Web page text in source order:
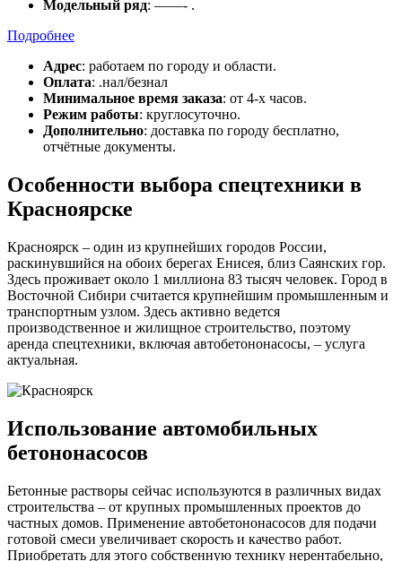
Модельный ряд: ——- .
Подробнее
Адрес: работаем по городу и области.
Оплата: .нал/безнал
Минимальное время заказа: от 4-х часов.
Режим работы: круглосуточно.
Дополнительно: доставка по городу бесплатно,
отчётные документы.
Особенности выбора спецтехники в
Красноярске
Красноярск – один из крупнейших городов России,
раскинувшийся на обоих берегах Енисея, близ Саянских гор.
Здесь проживает около 1 миллиона 83 тысяч человек. Город в
Восточной Сибири считается крупнейшим промышленным и
транспортным узлом. Здесь активно ведется
производственное и жилищное строительство, поэтому
аренда спецтехники, включая автобетононасосы, – услуга
актуальная.
Использование автомобильных
бетононасосов
Бетонные растворы сейчас используются в различных видах
строительства – от крупных промышленных проектов до
частных домов. Применение автобетононасосов для подачи
готовой смеси увеличивает скорость и качество работ.
Приобретать для этого собственную технику нерентабельно,